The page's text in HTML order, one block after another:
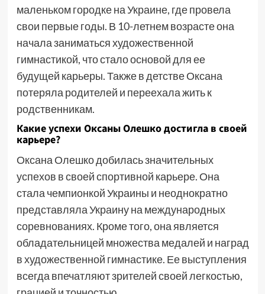
маленьком городке на Украине, где провела
свои первые годы. В 10-летнем возрасте она
начала заниматься художественной
гимнастикой, что стало основой для ее
будущей карьеры. Также в детстве Оксана
потеряла родителей и переехала жить к
родственникам.
Какие успехи Оксаны Олешко достигла в своей
карьере?
Оксана Олешко добилась значительных
успехов в своей спортивной карьере. Она
стала чемпионкой Украины и неоднократно
представляла Украину на международных
соревнованиях. Кроме того, она является
обладательницей множества медалей и наград
в художественной гимнастике. Ее выступления
всегда впечатляют зрителей своей легкостью,